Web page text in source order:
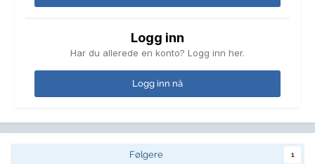
Logg inn
Har du allerede en konto? Logg inn her.
Logg inn nå
Følgere 1